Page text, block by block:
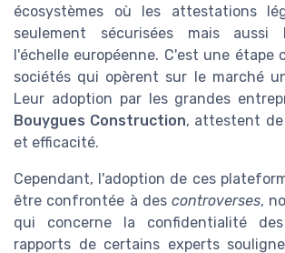
écosystèmes où les attestations
seulement sécurisées mais aussi
l'échelle européenne. C'est une étape
sociétés qui opèrent sur le marché
Leur adoption par les grandes
Bouygues Construction, attestent
et efficacité.
Cependant, l'adoption de ces
être confrontée à descontroverses,
qui concerne la confidentialité
rapports de certains experts